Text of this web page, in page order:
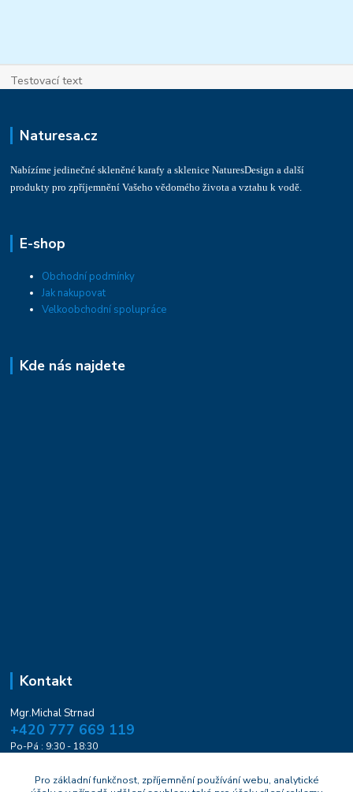
Testovací text
Naturesa.cz
Nabízíme jedinečné skleněné karafy a sklenice NaturesDesign a další
produkty pro zpříjemnění Vašeho vědomého života a vztahu k vodě.
E-shop
Obchodní podmínky
Jak nakupovat
Velkoobchodní spolupráce
Kde nás najdete
Kontakt
Mgr.Michal Strnad
+420 777 669 119
Po-Pá : 9:30 - 18:30
naturesa@email.cz
Pro základní funkčnost, zpříjemnění používání webu, analytické